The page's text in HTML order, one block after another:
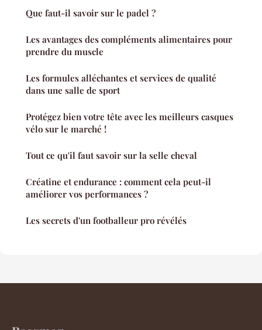
Que faut-il savoir sur le padel ?
Les avantages des compléments alimentaires pour
prendre du muscle
Les formules alléchantes et services de qualité
dans une salle de sport
Protégez bien votre tête avec les meilleurs casques
vélo sur le marché !
Tout ce qu'il faut savoir sur la selle cheval
Créatine et endurance : comment cela peut-il
améliorer vos performances ?
Les secrets d'un footballeur pro révélés